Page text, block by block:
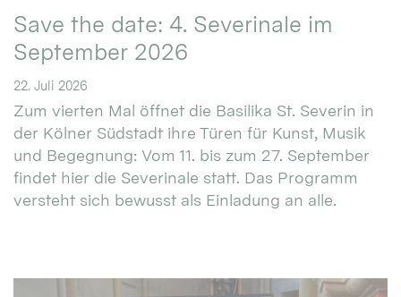
Save the date: 4. Severinale im
September 2026
22. Juli 2026
Zum vierten Mal öffnet die Basilika St. Severin in
der Kölner Südstadt ihre Türen für Kunst, Musik
und Begegnung: Vom 11. bis zum 27. September
findet hier die Severinale statt. Das Programm
versteht sich bewusst als Einladung an alle.